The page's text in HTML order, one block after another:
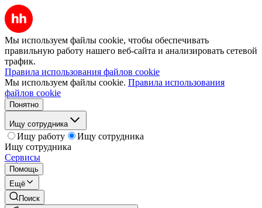
Мы используем файлы cookie, чтобы обеспечивать
правильную работу нашего веб-сайта и анализировать сетевой
трафик.
Правила использования файлов cookie
Мы используем файлы cookie. Правила использования
файлов cookie
Понятно
Ищу сотрудника
Ищу работу
Ищу сотрудника
Ищу сотрудника
Сервисы
Помощь
Ещё
Поиск